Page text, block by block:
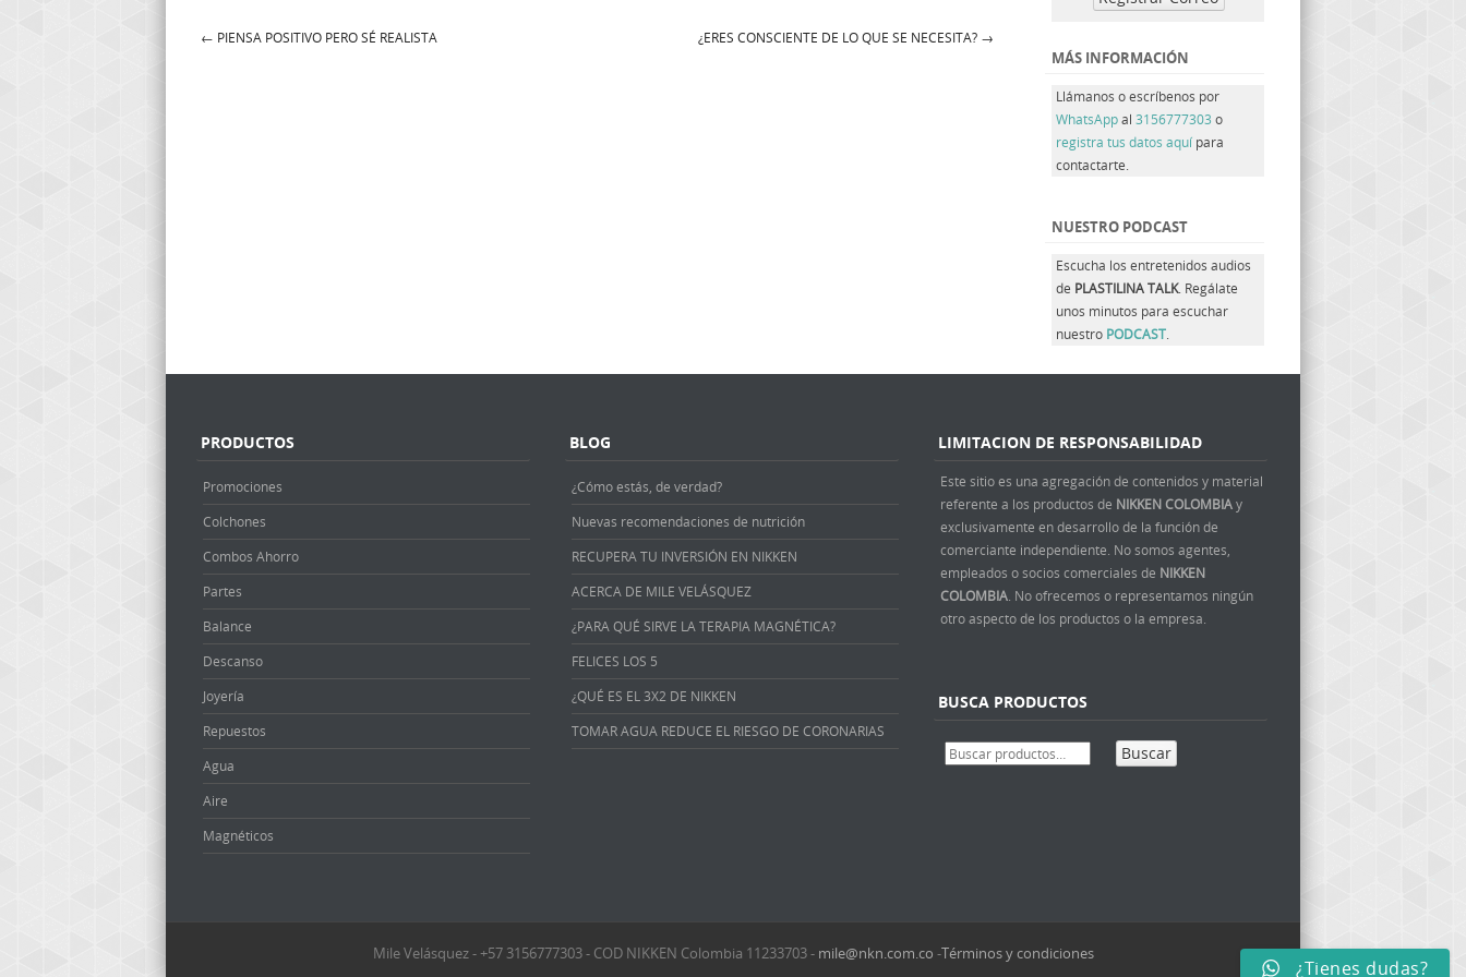
← PIENSA POSITIVO PERO SÉ REALISTA ¿ERES CONSCIENTE DE LO QUE SE NECESITA? →
MÁS INFORMACIÓN
Llámanos o escríbenos por
WhatsAppal 3156777303 o
registra tus datos aquí para
contactarte.
NUESTRO PODCAST
Escucha los entretenidos audios
de PLASTILINA TALK. Regálate
unos minutos para escuchar
nuestro PODCAST.
PRODUCTOS
Promociones
Colchones
Combos Ahorro
Partes
Balance
Descanso
Joyería
Repuestos
Agua
Aire
Magnéticos
BLOG
¿Cómo estás, de verdad?
Nuevas recomendaciones de nutrición
RECUPERA TU INVERSIÓN EN NIKKEN
ACERCA DE MILE VELÁSQUEZ
¿PARA QUÉ SIRVE LA TERAPIA MAGNÉTICA?
FELICES LOS 5
¿QUÉ ES EL 3X2 DE NIKKEN
TOMAR AGUA REDUCE EL RIESGO DE CORONARIAS
LIMITACION DE RESPONSABILIDAD
Este sitio es una agregación de contenidos y material
referente a los productos de NIKKEN COLOMBIAy
exclusivamente en desarrollo de la función de
comerciante independiente. No somos agentes,
empleados o socios comerciales de NIKKEN
COLOMBIA. No ofrecemos o representamos ningún
otro aspecto de los productos o la empresa.
BUSCA PRODUCTOS
Buscar
Mile Velásquez - +57 3156777303 - COD NIKKEN Colombia 11233703 - mile@nkn.com.co -Términos y condiciones
¿Tienes dudas?